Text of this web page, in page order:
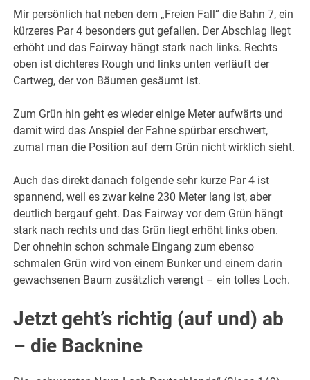
Mir persönlich hat neben dem „Freien Fall“ die Bahn 7, ein
kürzeres Par 4 besonders gut gefallen. Der Abschlag liegt
erhöht und das Fairway hängt stark nach links. Rechts
oben ist dichteres Rough und links unten verläuft der
Cartweg, der von Bäumen gesäumt ist.
Zum Grün hin geht es wieder einige Meter aufwärts und
damit wird das Anspiel der Fahne spürbar erschwert,
zumal man die Position auf dem Grün nicht wirklich sieht.
Auch das direkt danach folgende sehr kurze Par 4 ist
spannend, weil es zwar keine 230 Meter lang ist, aber
deutlich bergauf geht. Das Fairway vor dem Grün hängt
stark nach rechts und das Grün liegt erhöht links oben.
Der ohnehin schon schmale Eingang zum ebenso
schmalen Grün wird von einem Bunker und einem darin
gewachsenen Baum zusätzlich verengt – ein tolles Loch.
Jetzt geht’s richtig (auf und) ab
– die Backnine